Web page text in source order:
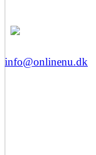
info@onlinenu.dk